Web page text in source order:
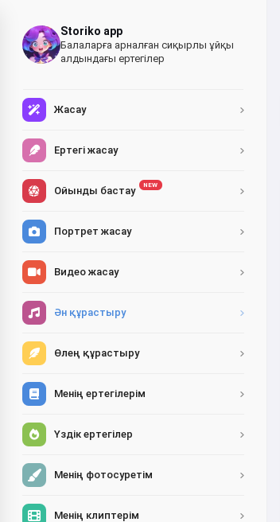
Storiko app
Балаларға арналған сиқырлы ұйқы
алдындағы ертегілер
Жасау
Ертегі жасау
Ойынды бастау NEW
Портрет жасау
Видео жасау
Ән құрастыру
Өлең құрастыру
Менің ертегілерім
Үздік ертегілер
Менің фотосуретім
Менің клиптерім